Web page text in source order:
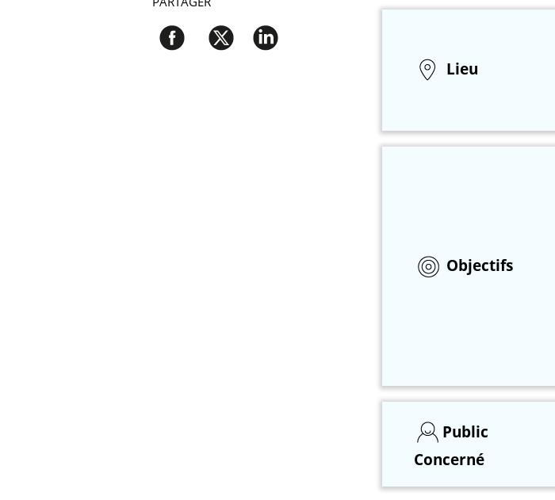
Lieu
Objectifs
Public
Concerné